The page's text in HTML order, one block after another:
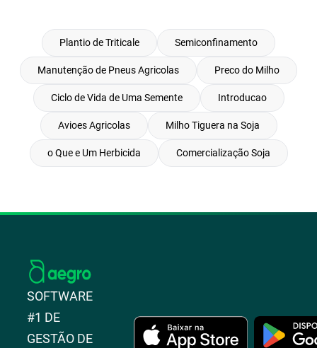
Plantio de Triticale Semiconfinamento
Manutenção de Pneus Agricolas Preco do Milho
Ciclo de Vida de Uma Semente Introducao
Avioes Agricolas Milho Tiguera na Soja
o Que e Um Herbicida Comercialização Soja
SOFTWARE
#1 DE
GESTÃO DE